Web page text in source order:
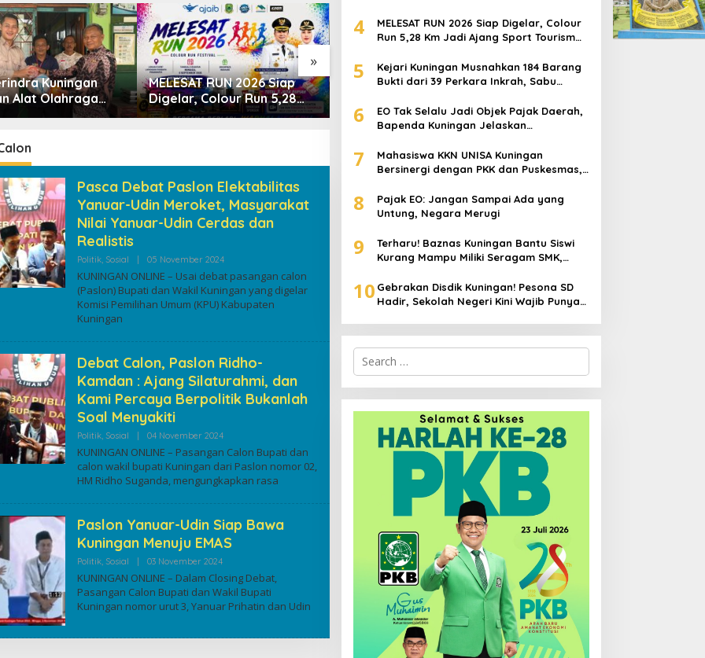
»
Kuningan
Alat Olahraga
Generasi Muda
MELESAT RUN 2026 Siap
Digelar, Colour Run 5,28
Km Jadi Ajang Sport
Kejari Kuningan Musnahkan
Perkara Inkrah, Sabu
Direbus agar Tak Bisa
Kejari Kuningan Tetapkan
BUMN Jadi Tersangka
Pasca Debat Paslon Elektabilitas
Yanuar-Udin Meroket, Masyarakat
Nilai Yanuar-Udin Cerdas dan
Realistis
Politik, Sosial | 05 November 2024By
KUNINGAN ONLINE – Usai debat pasangan calon
(Paslon) Bupati dan Wakil Kuningan yang digelar
Komisi Pemilihan Umum (KPU) Kabupaten
Kuningan
Debat Calon, Paslon Ridho-
Kamdan : Ajang Silaturahmi, dan
Kami Percaya Berpolitik Bukanlah
Soal Menyakiti
Politik, Sosial | 04 November 2024By
KUNINGAN ONLINE – Pasangan Calon Bupati dan
calon wakil bupati Kuningan dari Paslon nomor 02,
HM Ridho Suganda, mengungkapkan rasa
Paslon Yanuar-Udin Siap Bawa
Kuningan Menuju EMAS
Politik, Sosial | 03 November 2024By
KUNINGAN ONLINE – Dalam Closing Debat,
Pasangan Calon Bupati dan Wakil Bupati
Kuningan nomor urut 3, Yanuar Prihatin dan Udin
Generasi Muda
4
MELESAT RUN 2026 Siap Digelar, Colour
Run 5,28 Km Jadi Ajang Sport Tourism
5
Kejari Kuningan Musnahkan 184 Barang
Bukti dari 39 Perkara Inkrah, Sabu
6
EO Tak Selalu Jadi Objek Pajak Daerah,
Bapenda Kuningan Jelaskan
7
Mahasiswa KKN UNISA Kuningan
Bersinergi dengan PKK dan Puskesmas,
hingga Perawatan Lansia
8
Pajak EO: Jangan Sampai Ada yang
Untung, Negara Merugi
9
Terharu! Baznas Kuningan Bantu Siswi
Kurang Mampu Miliki Seragam SMK,
Padam
10 Gebrakan Disdik Kuningan! Pesona SD
Hadir, Sekolah Negeri Kini Wajib Punya
Search
for: